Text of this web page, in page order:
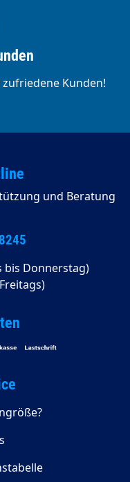
Kunden!
und Beratung
bis Donnerstag)